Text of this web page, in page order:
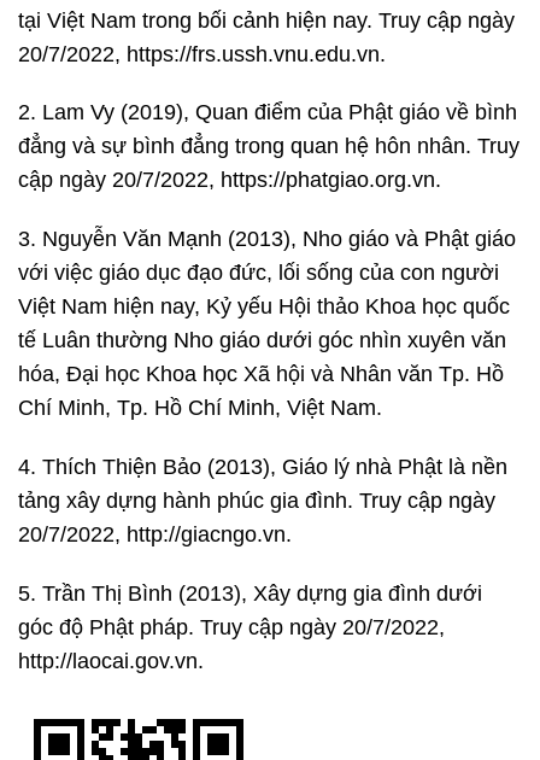
tại Việt Nam trong bối cảnh hiện nay. Truy cập ngày
20/7/2022, https://frs.ussh.vnu.edu.vn.
2. Lam Vy (2019), Quan điểm của Phật giáo về bình
đẳng và sự bình đẳng trong quan hệ hôn nhân. Truy
cập ngày 20/7/2022, https://phatgiao.org.vn.
3. Nguyễn Văn Mạnh (2013), Nho giáo và Phật giáo
với việc giáo dục đạo đức, lối sống của con người
Việt Nam hiện nay, Kỷ yếu Hội thảo Khoa học quốc
tế Luân thường Nho giáo dưới góc nhìn xuyên văn
hóa, Đại học Khoa học Xã hội và Nhân văn Tp. Hồ
Chí Minh, Tp. Hồ Chí Minh, Việt Nam.
4. Thích Thiện Bảo (2013), Giáo lý nhà Phật là nền
tảng xây dựng hành phúc gia đình. Truy cập ngày
20/7/2022, http://giacngo.vn.
5. Trần Thị Bình (2013), Xây dựng gia đình dưới
góc độ Phật pháp. Truy cập ngày 20/7/2022,
http://laocai.gov.vn.